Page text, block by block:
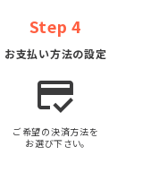
Step 4
お支払い方法の設定
credit_score
ご希望の決済方法を
お選び下さい。